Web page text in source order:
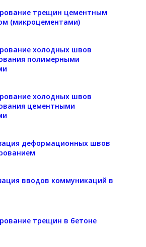
трещин цементным
(микроцементами)
холодных швов
полимерными
холодных швов
цементными
деформационных швов
вводов коммуникаций в
трещин в бетоне